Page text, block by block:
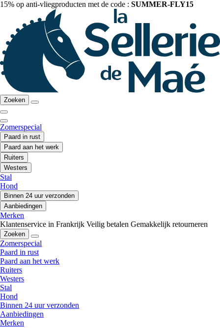
15% op anti-vliegproducten met de code : SUMMER-FLY15
Zoeken
Zomerspecial
Paard in rust
Paard aan het werk
Ruiters
Westers
Stal
Hond
Binnen 24 uur verzonden
Aanbiedingen
Merken
Klantenservice in Frankrijk Veilig betalen Gemakkelijk retourneren
Zoeken
Zomerspecial
Paard in rust
Paard aan het werk
Ruiters
Westers
Stal
Hond
Binnen 24 uur verzonden
Aanbiedingen
Merken